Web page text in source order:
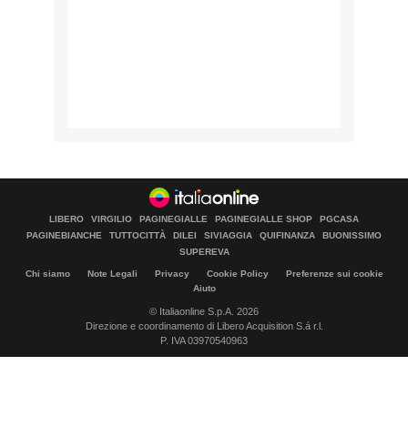
LIBERO VIRGILIO PAGINEGIALLE PAGINEGIALLE SHOP
PGCASA
PAGINEBIANCHE
TUTTOCITTÀ DILEI SIVIAGGIA QUIFINANZA
BUONISSIMO
SUPEREVA
Chi siamo Note Legali Privacy Cookie Policy
Preferenze sui cookie
Aiuto
© Italiaonline S.p.A. 2026
Direzione e coordinamento di Libero Acquisition S.á r.l.
P. IVA 03970540963